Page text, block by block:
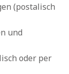
(postalisch
und
oder per